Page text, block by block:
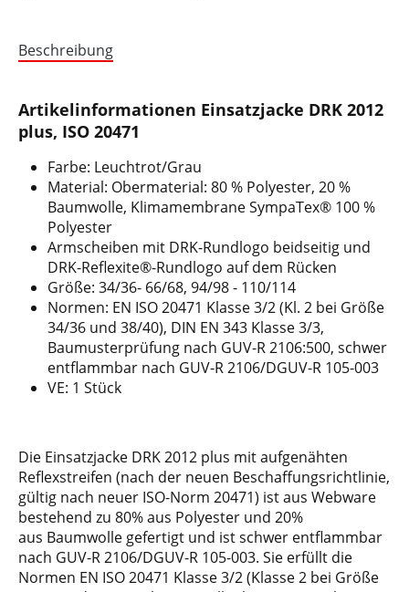
Beschreibung
Artikelinformationen Einsatzjacke DRK 2012
plus, ISO 20471
Farbe: Leuchtrot/Grau
Material: Obermaterial: 80 % Polyester, 20 %
Baumwolle, Klimamembrane SympaTex® 100 %
Polyester
Armscheiben mit DRK-Rundlogo beidseitig und
DRK-Reflexite®-Rundlogo auf dem Rücken
Größe: 34/36- 66/68, 94/98 - 110/114
Normen: EN ISO 20471 Klasse 3/2 (Kl. 2 bei Größe
34/36 und 38/40), DIN EN 343 Klasse 3/3,
Baumusterprüfung nach GUV-R 2106:500, schwer
entflammbar nach GUV-R 2106/DGUV-R 105-003
VE: 1 Stück
Die Einsatzjacke DRK 2012 plus mit aufgenähten
Reflexstreifen (nach der neuen Beschaffungsrichtlinie,
gültig nach neuer ISO-Norm 20471) ist aus Webware
bestehend zu 80% aus Polyester und 20%
aus Baumwolle gefertigt und ist schwer entflammbar
nach GUV-R 2106/DGUV-R 105-003. Sie erfüllt die
Normen EN ISO 20471 Klasse 3/2 (Klasse 2 bei Größe